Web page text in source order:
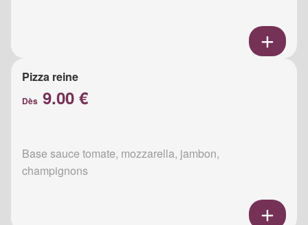
Pizza reine
Dès 9.00 €
Base sauce tomate, mozzarella, jambon,
champignons